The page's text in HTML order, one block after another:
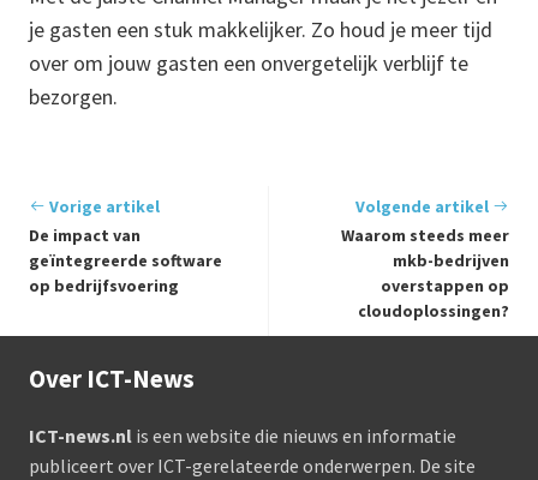
je gasten een stuk makkelijker. Zo houd je meer tijd
over om jouw gasten een onvergetelijk verblijf te
bezorgen.
Vorige artikel
De impact van
geïntegreerde software
op bedrijfsvoering
Volgende artikel
Waarom steeds meer
mkb-bedrijven
overstappen op
cloudoplossingen?
Over ICT-News
ICT-news.nl is een website die nieuws en informatie
publiceert over ICT-gerelateerde onderwerpen. De site